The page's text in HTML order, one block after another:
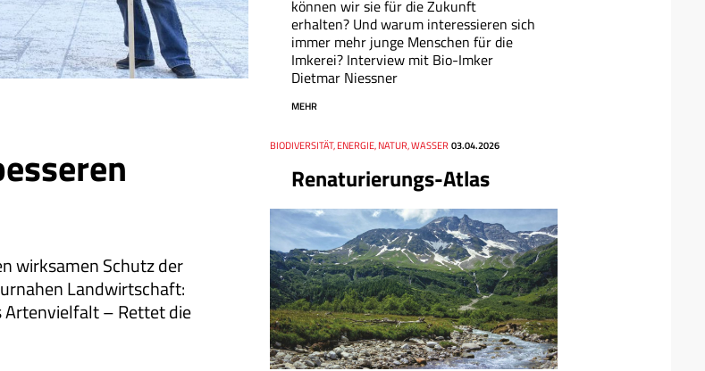
wirksamen Schutz der
Landwirtschaft:
Artenvielfalt – Rettet die
können wir sie für die Zukunft
erhalten? Und warum interessieren sich
immer mehr junge Menschen für die
Imkerei? Interview mit Bio-Imker
Dietmar Niessner
MEHR
Renaturierungs-Atlas
Thema
BIODIVERSITÄT, ENERGIE, NATUR, WASSER
Datum 03.04.2026